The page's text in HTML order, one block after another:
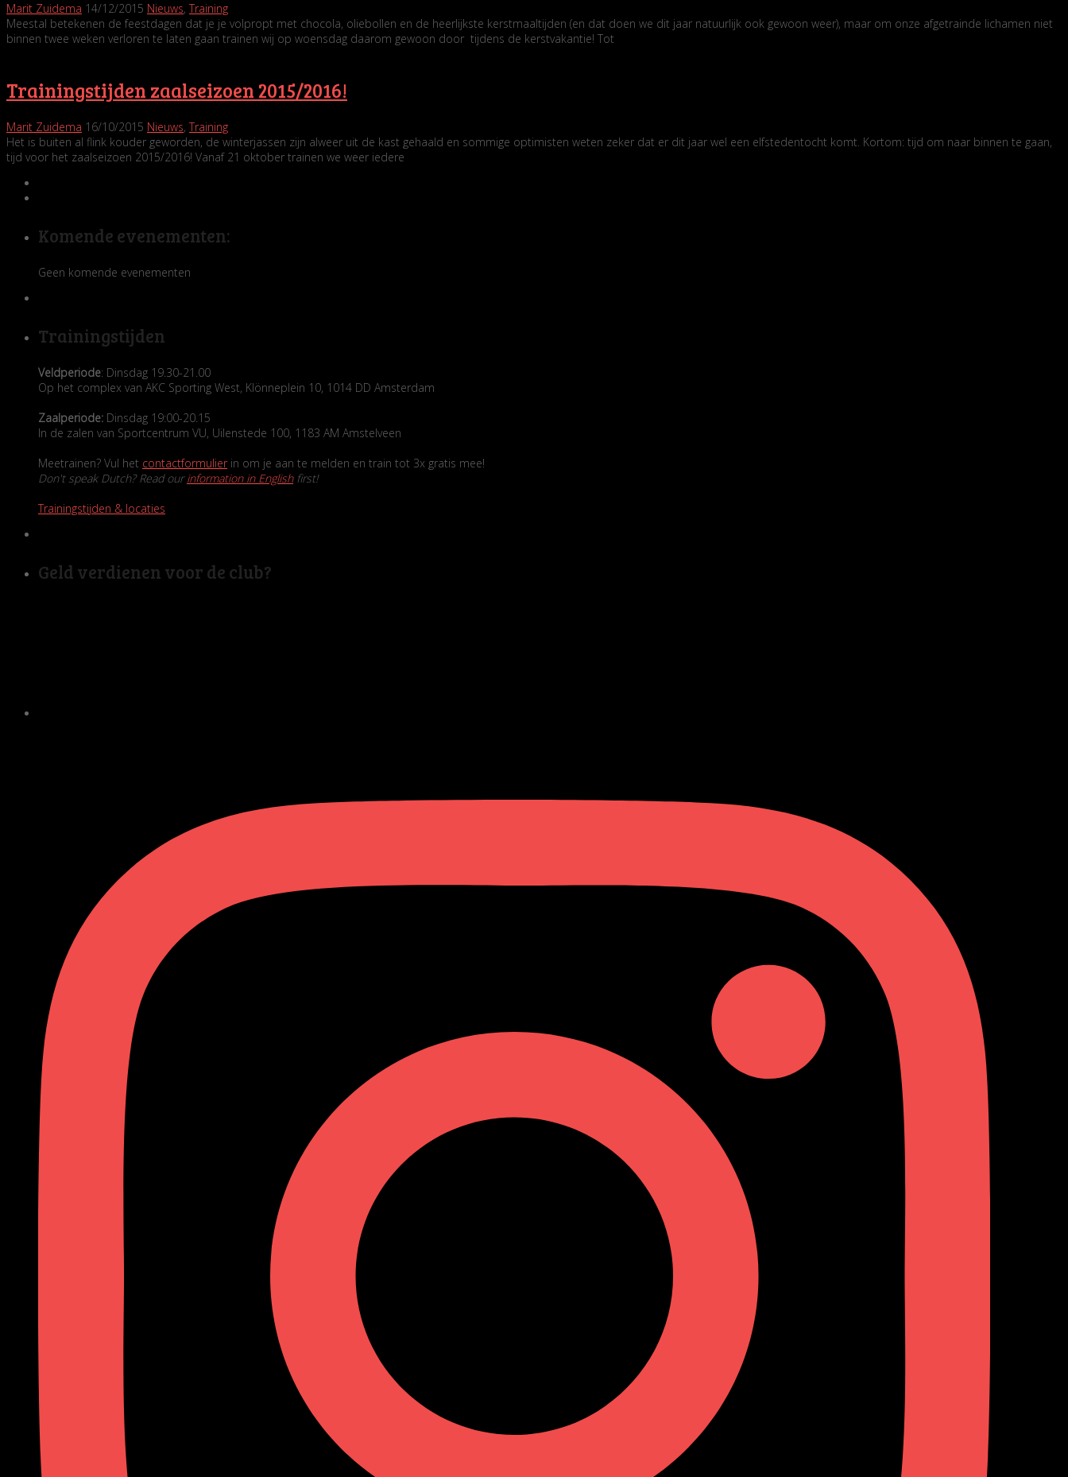
Marit Zuidema 14/12/2015 Nieuws, Training
Meestal betekenen de feestdagen dat je je volpropt met chocola, oliebollen en de heerlijkste kerstmaaltijden (en dat doen we dit jaar natuurlijk ook gewoon weer), maar om onze afgetrainde lichamen niet
binnen twee weken verloren te laten gaan trainen wij op woensdag daarom gewoon door tijdens de kerstvakantie! Tot
Trainingstijden zaalseizoen 2015/2016!
Marit Zuidema 16/10/2015 Nieuws, Training
Het is buiten al flink kouder geworden, de winterjassen zijn alweer uit de kast gehaald en sommige optimisten weten zeker dat er dit jaar wel een elfstedentocht komt. Kortom: tijd om naar binnen te gaan,
tijd voor het zaalseizoen 2015/2016! Vanaf 21 oktober trainen we weer iedere
Komende evenementen:
Geen komende evenementen
Trainingstijden
Veldperiode: Dinsdag 19.30-21.00
Op het complex van AKC Sporting West, Klönneplein 10, 1014 DD Amsterdam
Zaalperiode: Dinsdag 19:00-20.15
In de zalen van Sportcentrum VU, Uilenstede 100, 1183 AM Amstelveen
Meetrainen? Vul het contactformulierin om je aan te melden en train tot 3x gratis mee!
Don't speak Dutch? Read ourinformation in Englishfirst!
Trainingstijden & locaties
Geld verdienen voor de club?